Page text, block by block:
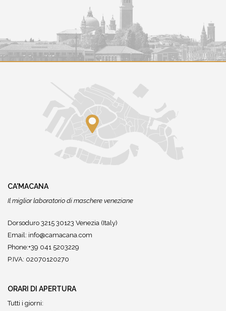
CA'MACANA
Il miglior laboratorio di maschere veneziane
Dorsoduro 3215 30123 Venezia (Italy)
Email: info@camacana.com
Phone:+39 041 5203229
P.IVA: 02070120270
ORARI DI APERTURA
Tutti i giorni: